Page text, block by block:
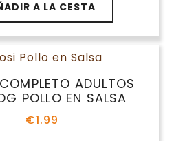
A LA CESTA
ADULTOS
POLLO EN SALSA
€1.99